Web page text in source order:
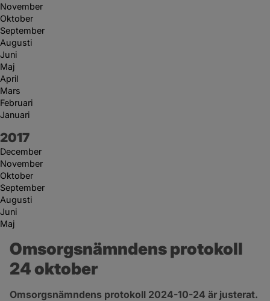
November
Oktober
September
Augusti
Juni
Maj
April
Mars
Februari
Januari
År:
2017
December
November
Oktober
September
Augusti
Juni
Maj
Omsorgsnämndens protokoll
24 oktober
Omsorgsnämndens protokoll 2024-10-24 är justerat.